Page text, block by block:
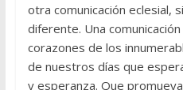
otra comunicación eclesial,
diferente. Una
corazones de los
de nuestros días que
y esperanza. Que